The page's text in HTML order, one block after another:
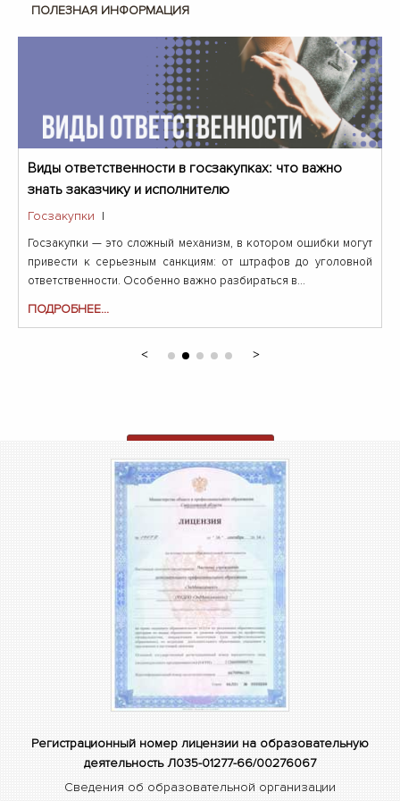
ПОЛЕЗНАЯ ИНФОРМАЦИЯ
Виды ответственности в госзакупках: что важно
знать заказчику и исполнителю
Госзакупки |
Госзакупки — это сложный механизм, в котором ошибки могут
привести к серьезным санкциям: от штрафов до уголовной
ответственности. Особенно важно разбираться в...
ПОДРОБНЕЕ...
Регистрационный номер лицензии на образовательную
деятельность Л035-01277-66/00276067
Сведения об образовательной организации